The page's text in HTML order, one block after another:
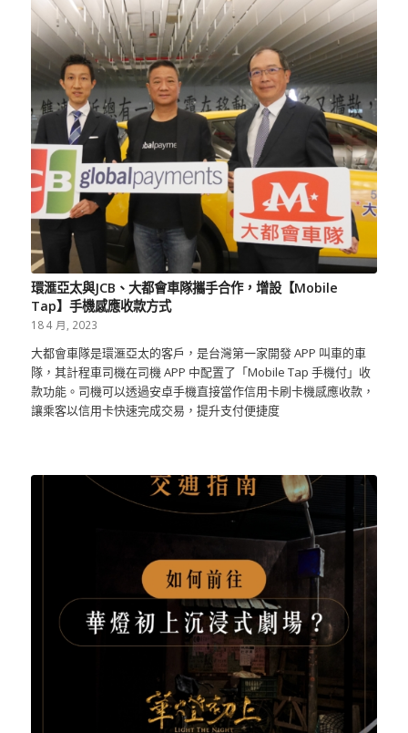
環滙亞太與JCB、大都會車隊攜手合作，增設【Mobile
Tap】手機感應收款方式
18 4 月, 2023
大都會車隊是環滙亞太的客戶，是台灣第一家開發 APP 叫車的車
隊，其計程車司機在司機 APP 中配置了「Mobile Tap 手機付」收
款功能。司機可以透過安卓手機直接當作信用卡刷卡機感應收款，
讓乘客以信用卡快速完成交易，提升支付便捷度